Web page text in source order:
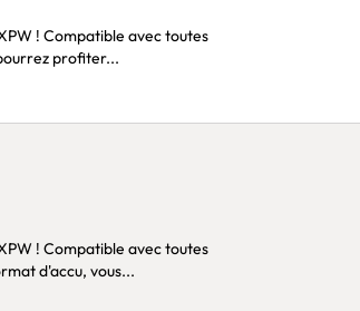
profiter...
d'accu, vous...